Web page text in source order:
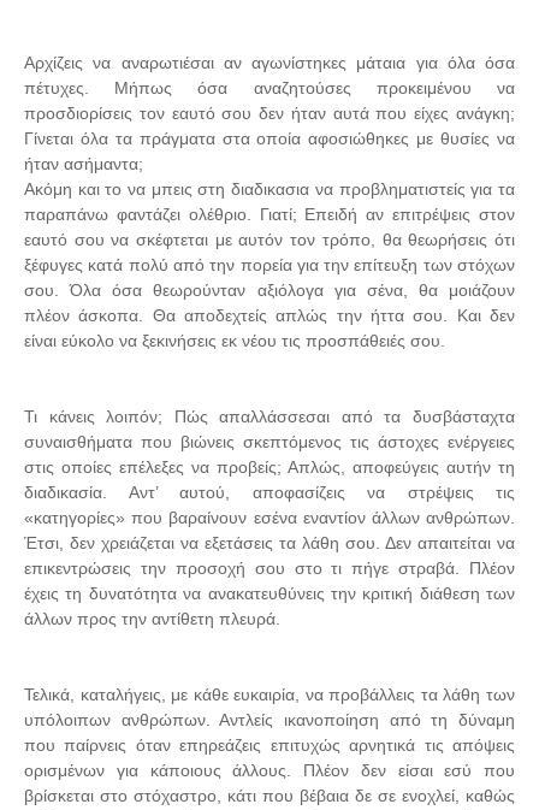
Αρχίζεις να αναρωτιέσαι αν αγωνίστηκες μάταια για όλα όσα
πέτυχες. Μήπως όσα αναζητούσες προκειμένου να
προσδιορίσεις τον εαυτό σου δεν ήταν αυτά που είχες ανάγκη;
Γίνεται όλα τα πράγματα στα οποία αφοσιώθηκες με θυσίες να
ήταν ασήμαντα;
Ακόμη και το να μπεις στη διαδικασια να προβληματιστείς για τα
παραπάνω φαντάζει ολέθριο. Γιατί; Επειδή αν επιτρέψεις στον
εαυτό σου να σκέφτεται με αυτόν τον τρόπο, θα θεωρήσεις ότι
ξέφυγες κατά πολύ από την πορεία για την επίτευξη των στόχων
σου. Όλα όσα θεωρούνταν αξιόλογα για σένα, θα μοιάζουν
πλέον άσκοπα. Θα αποδεχτείς απλώς την ήττα σου. Και δεν
είναι εύκολο να ξεκινήσεις εκ νέου τις προσπάθειές σου.
Τι κάνεις λοιπόν; Πώς απαλλάσσεσαι από τα δυσβάσταχτα
συναισθήματα που βιώνεις σκεπτόμενος τις άστοχες ενέργειες
στις οποίες επέλεξες να προβείς; Απλώς, αποφεύγεις αυτήν τη
διαδικασία. Αντ’ αυτού, αποφασίζεις να στρέψεις τις
«κατηγορίες» που βαραίνουν εσένα εναντίον άλλων ανθρώπων.
Έτσι, δεν χρειάζεται να εξετάσεις τα λάθη σου. Δεν απαιτείται να
επικεντρώσεις την προσοχή σου στο τι πήγε στραβά. Πλέον
έχεις τη δυνατότητα να ανακατευθύνεις την κριτική διάθεση των
άλλων προς την αντίθετη πλευρά.
Τελικά, καταλήγεις, με κάθε ευκαιρία, να προβάλλεις τα λάθη των
υπόλοιπων ανθρώπων. Αντλείς ικανοποίηση από τη δύναμη
που παίρνεις όταν επηρεάζεις επιτυχώς αρνητικά τις απόψεις
ορισμένων για κάποιους άλλους. Πλέον δεν είσαι εσύ που
βρίσκεται στο στόχαστρο, κάτι που βέβαια δε σε ενοχλεί, καθώς